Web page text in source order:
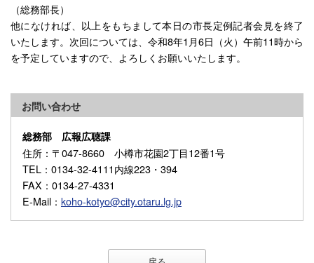
（総務部長）
他になければ、以上をもちまして本日の市長定例記者会見を終了
いたします。次回については、令和8年1月6日（火）午前11時から
を予定していますので、よろしくお願いいたします。
お問い合わせ
総務部 広報広聴課
住所 ：〒047-8660 小樽市花園2丁目12番1号
TEL ：0134-32-4111内線223・394
FAX ：0134-27-4331
E-Mail ： koho-kotyo@city.otaru.lg.jp